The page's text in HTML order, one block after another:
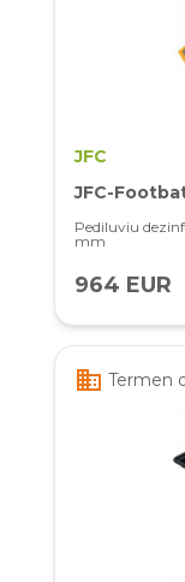
JFC
JFC-
Pediluviu
mm
964 EUR
business Termen